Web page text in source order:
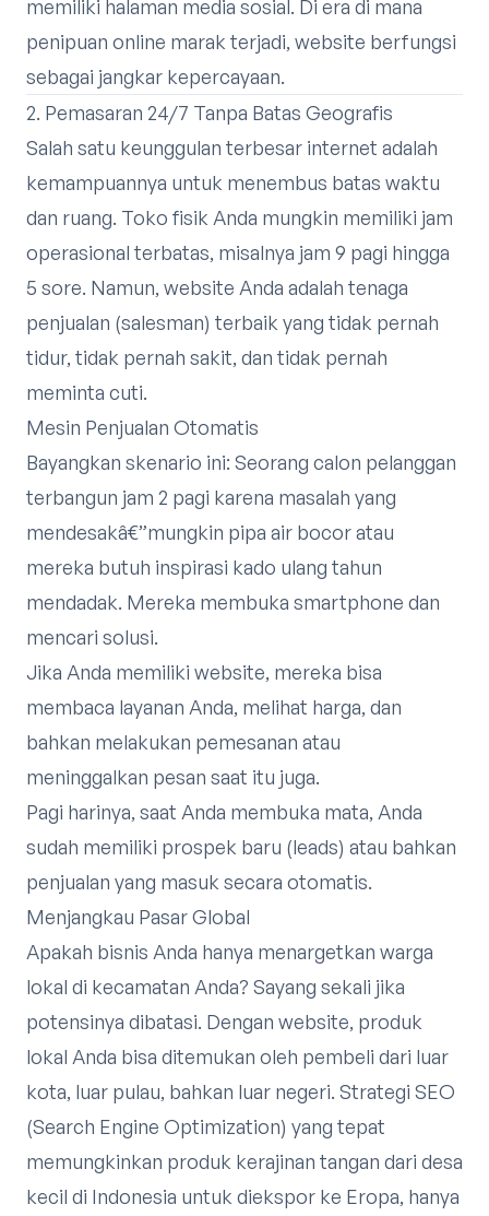
memiliki halaman media sosial. Di era di mana
penipuan online marak terjadi, website berfungsi
sebagai jangkar kepercayaan.
2. Pemasaran 24/7 Tanpa Batas Geografis
Salah satu keunggulan terbesar internet adalah
kemampuannya untuk menembus batas waktu
dan ruang. Toko fisik Anda mungkin memiliki jam
operasional terbatas, misalnya jam 9 pagi hingga
5 sore. Namun, website Anda adalah tenaga
penjualan (salesman) terbaik yang tidak pernah
tidur, tidak pernah sakit, dan tidak pernah
meminta cuti.
Mesin Penjualan Otomatis
Bayangkan skenario ini: Seorang calon pelanggan
terbangun jam 2 pagi karena masalah yang
mendesakâ€”mungkin pipa air bocor atau
mereka butuh inspirasi kado ulang tahun
mendadak. Mereka membuka smartphone dan
mencari solusi.
Jika Anda memiliki website, mereka bisa
membaca layanan Anda, melihat harga, dan
bahkan melakukan pemesanan atau
meninggalkan pesan saat itu juga.
Pagi harinya, saat Anda membuka mata, Anda
sudah memiliki prospek baru (leads) atau bahkan
penjualan yang masuk secara otomatis.
Menjangkau Pasar Global
Apakah bisnis Anda hanya menargetkan warga
lokal di kecamatan Anda? Sayang sekali jika
potensinya dibatasi. Dengan website, produk
lokal Anda bisa ditemukan oleh pembeli dari luar
kota, luar pulau, bahkan luar negeri. Strategi SEO
(Search Engine Optimization) yang tepat
memungkinkan produk kerajinan tangan dari desa
kecil di Indonesia untuk diekspor ke Eropa, hanya